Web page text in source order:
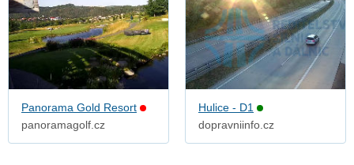
Panorama Gold Resort
panoramagolf.cz
Hulice - D1
dopravniinfo.cz